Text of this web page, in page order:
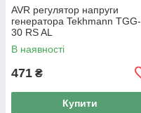
AVR регулятор напруги
генератора Tekhmann TGG-
30 RS AL
В наявності
471 ₴
Купити